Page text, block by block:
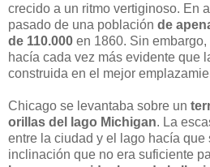
crecido a un ritmo vertiginoso. En
pasado de una población de
de 110.000 en 1860. Sin
hacía cada vez más evidente que
construida en el mejor
Chicago se levantaba sobre un
orillas del lago Michigan. La
entre la ciudad y el lago hacía que
inclinación que no era suficiente